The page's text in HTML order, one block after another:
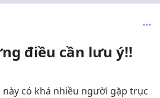
điều cần lưu ý!!
có khá nhiều người gặp trục